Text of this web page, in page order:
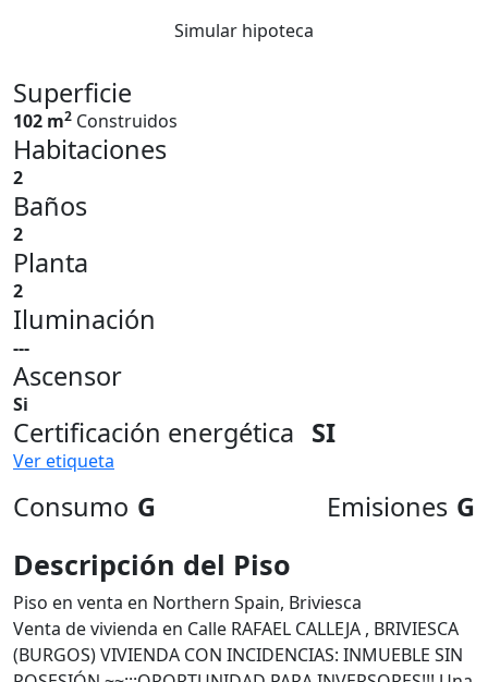
Simular hipoteca
Superficie
102 m2 Construidos
Habitaciones
2
Baños
2
Planta
2
Iluminación
---
Ascensor
Si
Certificación energética SI
Ver etiqueta
Consumo G Emisiones G
Descripción del Piso
Piso en venta en Northern Spain, Briviesca
Venta de vivienda en Calle RAFAEL CALLEJA , BRIVIESCA
(BURGOS) VIVIENDA CON INCIDENCIAS: INMUEBLE SIN